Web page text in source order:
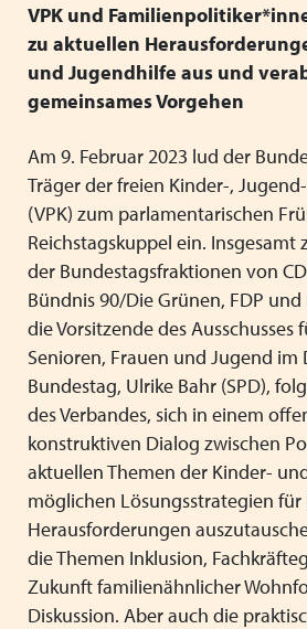
Mitgliedsverbände
Grundsätze der Arbeit
Satzung
Links
Kooperationsverträge und
Festschrift zum 70-jährigen
VPK-Zeitschrift „Blickpunkt
Fachbeiträge
VPK-Podcast
Finden Sie
Plätze für Kinder und
den VPK-
www.vpk-
VPK und
zu aktuellen
und Jugendhilfe aus und
gemeinsames Vorgehen
Am 9. Februar 2023 lud der
Träger der freien Kinder-,
(VPK) zum parlamentarischen
Reichstagskuppel ein.
der Bundestagsfraktionen von
Bündnis 90/Die Grünen, FDP
die Vorsitzende des Ausschusses
Senioren, Frauen und Jugend im
Bundestag, Ulrike Bahr (SPD),
des Verbandes, sich in einem
konstruktiven Dialog zwischen
aktuellen Themen der Kinder-
möglichen Lösungsstrategien
Herausforderungen
die Themen Inklusion,
Zukunft familienähnlicher
Diskussion. Aber auch die